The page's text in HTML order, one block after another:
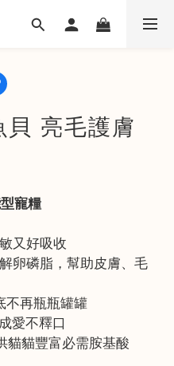
亮毛護膚
寵糧​
又好吸收​
卵磷脂，幫助皮膚、毛
不再瓶瓶罐罐
愛不釋口
貓貓豐富必需胺基酸